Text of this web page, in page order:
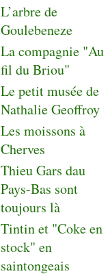
L’arbre de
Goulebeneze
La compagnie "Au
fil du Briou"
Le petit musée de
Nathalie Geoffroy
Les moissons à
Cherves
Thieu Gars dau
Pays-Bas sont
toujours là
Tintin et "Coke en
stock" en
saintongeais